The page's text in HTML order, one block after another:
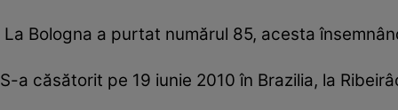
La Bologna a purtat numărul 85, acesta
S-a căsătorit pe 19 iunie 2010 în Brazilia, la